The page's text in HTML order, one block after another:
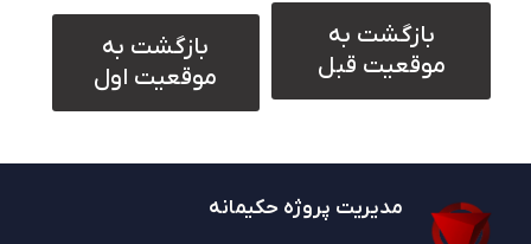
بازگشت به
موقعیت قبل
بازگشت به
موقعیت اول
مدیریت پروژه حکیمانه